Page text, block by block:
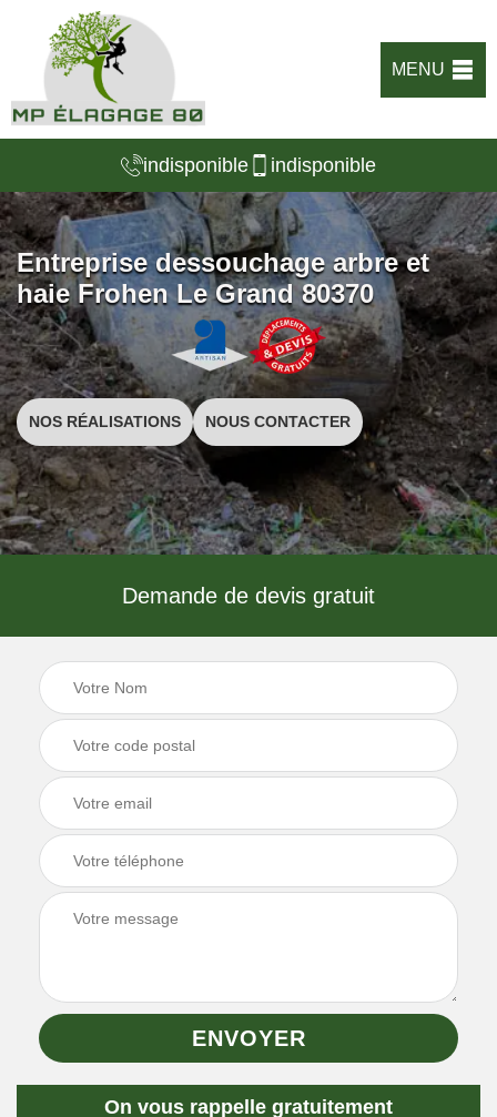
MENU
indisponible indisponible
Entreprise dessouchage arbre et
haie Frohen Le Grand 80370
NOS RÉALISATIONS NOUS CONTACTER
Demande de devis gratuit
On vous rappelle gratuitement